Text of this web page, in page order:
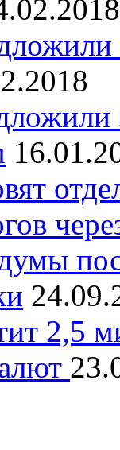
2,5